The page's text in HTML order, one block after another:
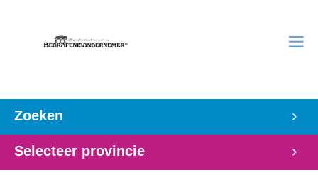
Zoeken
Selecteer provincie